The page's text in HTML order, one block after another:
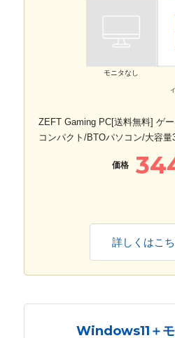
モニタなし
ZEFT Gaming PC[送料無料] ゲ
コンパクト/BTOパソコン/大容
価格
詳しくはこ
Windows11＋